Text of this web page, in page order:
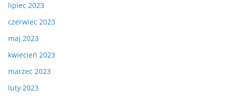
lipiec 2023
czerwiec 2023
maj 2023
kwiecień 2023
marzec 2023
luty 2023